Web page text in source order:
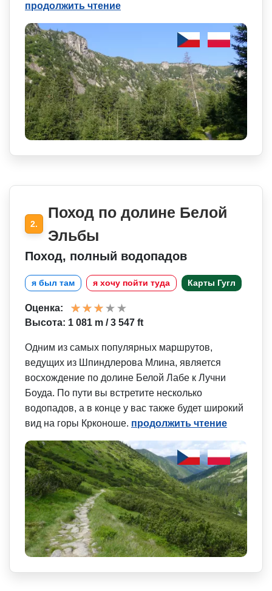
продолжить чтение
2.
Поход по долине Белой
Эльбы
Поход, полный водопадов
я был там я хочу пойти туда Карты Гугл
Оценка:
Высота: 1 081 m / 3 547 ft
Одним из самых популярных маршрутов,
ведущих из Шпиндлерова Млина, является
восхождение по долине Белой Лабе к Лучни
Боуда. По пути вы встретите несколько
водопадов, а в конце у вас также будет широкий
вид на горы Крконоше. продолжить чтение